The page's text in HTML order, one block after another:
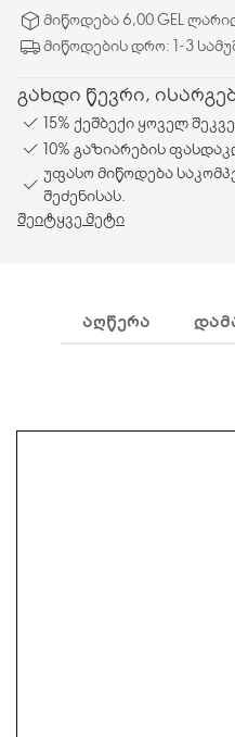
მიწოდება 6,00 GEL
მიწოდების დრო: 1-3
გახდი წევრი,
15% ქეშბექი ყოველ
10% გაზიარების
უფასო მიწოდება
შეძენისას.
შეიტყვე მეტი
ᲐᲦᲬᲔᲠᲐ